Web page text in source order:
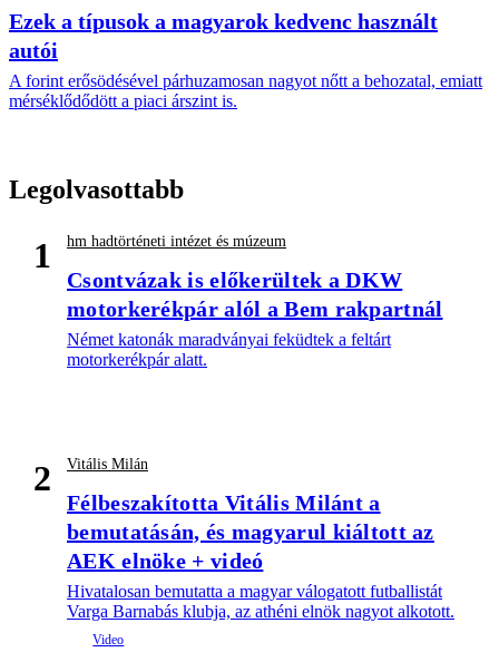
Ezek a típusok a magyarok kedvenc használt
autói
A forint erősödésével párhuzamosan nagyot nőtt a behozatal, emiatt
mérséklődődött a piaci árszint is.
Legolvasottabb
1 hm hadtörténeti intézet és múzeum
Csontvázak is előkerültek a DKW
motorkerékpár alól a Bem rakpartnál
Német katonák maradványai feküdtek a feltárt
motorkerékpár alatt.
2 Vitális Milán
Félbeszakította Vitális Milánt a
bemutatásán, és magyarul kiáltott az
AEK elnöke + videó
Hivatalosan bemutatta a magyar válogatott futballistát
Varga Barnabás klubja, az athéni elnök nagyot alkotott.